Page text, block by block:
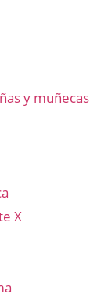
y muñecas
X